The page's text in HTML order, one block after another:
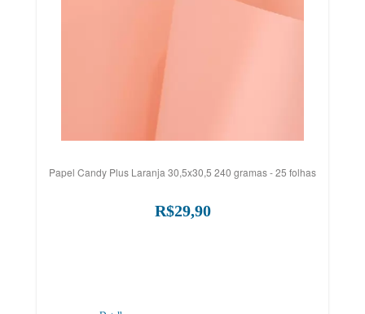
Papel Candy Plus Laranja 30,5x30,5 240 gramas - 25 folhas
R$29,90